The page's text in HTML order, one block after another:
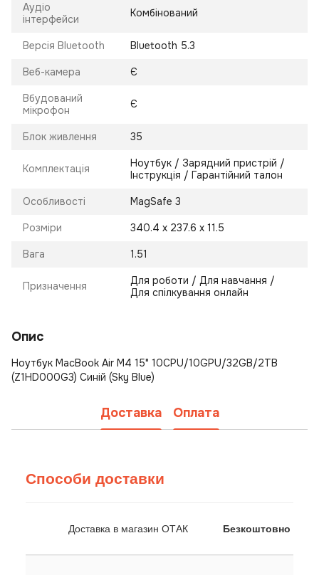
Аудіо
інтерфейси
Комбінований
Версія Bluetooth Bluetooth 5.3
Веб-камера Є
Вбудований
мікрофон
Є
Блок живлення 35
Комплектація
Ноутбук / Зарядний пристрій /
Інструкція / Гарантійний талон
Особливості MagSafe 3
Розміри 340.4 х 237.6 х 11.5
Вага 1.51
Призначення
Для роботи / Для навчання /
Для спілкування онлайн
Опис
Ноутбук MacBook Air M4 15" 10CPU/10GPU/32GB/2TB
(Z1HD000G3) Синій (Sky Blue)
Доставка Оплата
Способи доставки
Доставка в магазин ОТАК Безкоштовно